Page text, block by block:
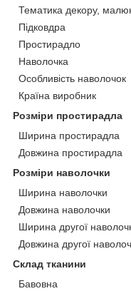
Тематика декору,
Підковдра
Простирадло
Наволочка
Особливість наволочок
Країна виробник
Розміри простирадла
Ширина простирадла
Довжина простирадла
Розміри наволочки
Ширина наволочки
Довжина наволочки
Ширина другої
Довжина другої
Склад тканини
Бавовна